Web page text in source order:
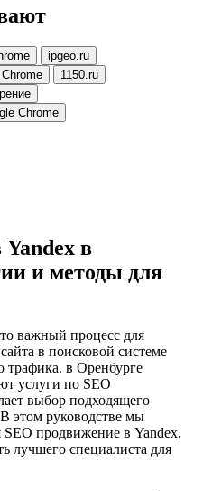
ipgeo.ru
1150.ru
Chrome
в
и методы для
важный процесс для
в поисковой системе
трафика. в Оренбурге
услуги по SEO
выбор подходящего
этом руководстве мы
SEO продвижение в Yandex,
лучшего специалиста для